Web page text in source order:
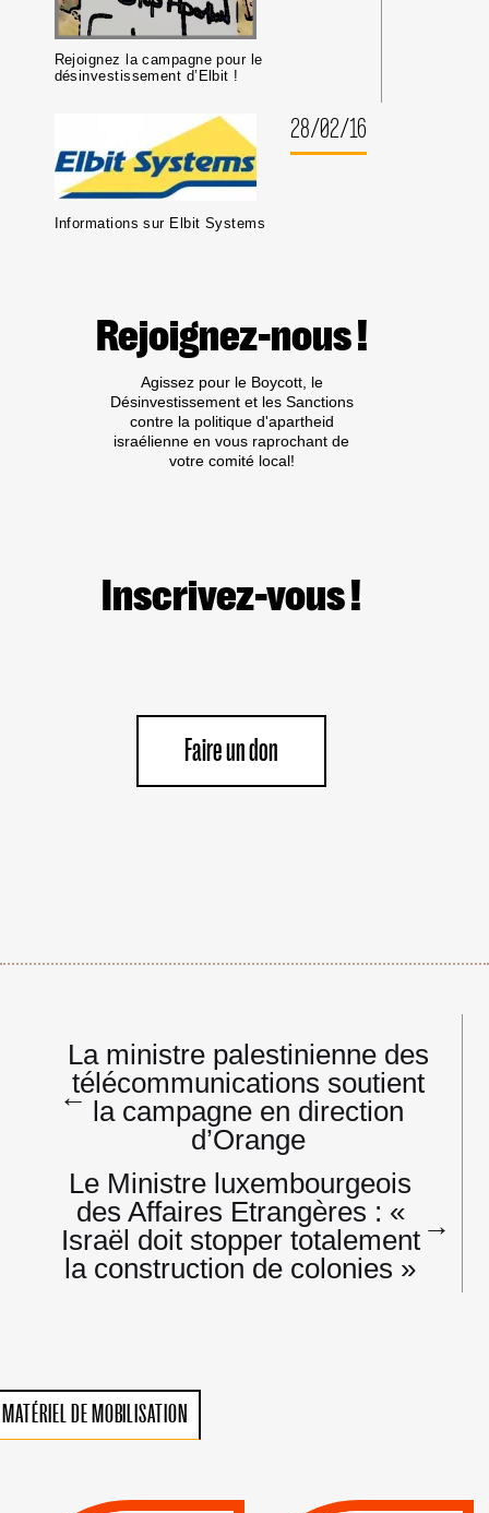
Rejoignez la campagne pour le
désinvestissement d’Elbit !
28/02/16
Informations sur Elbit Systems
Rejoignez-nous !
Agissez pour le Boycott, le
Désinvestissement et les Sanctions
contre la politique d'apartheid
israélienne en vous raprochant de
votre comité local!
Inscrivez-vous !
Faire un don
Navigation
de
l’article
←
La ministre palestinienne des
télécommunications soutient
la campagne en direction
d’Orange
Le Ministre luxembourgeois
des Affaires Etrangères : «
Israël doit stopper totalement
la construction de colonies »
→
MATÉRIEL DE MOBILISATION